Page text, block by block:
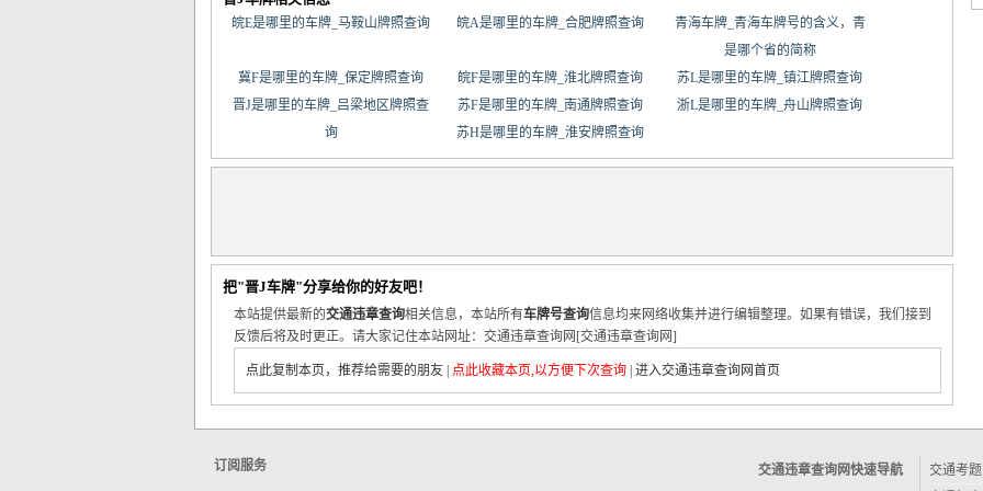
皖E是哪里的车牌_马鞍山牌照查询 皖A是哪里的车牌_合肥牌照查询
青海车牌_青海车牌号的含义，青
是哪个省的简称
冀F是哪里的车牌_保定牌照查询
皖F是哪里的车牌_淮北牌照查询
苏L是哪里的车牌_镇江牌照查询
晋J是哪里的车牌_吕梁地区牌照查
询
苏F是哪里的车牌_南通牌照查询
浙L是哪里的车牌_舟山牌照查询
苏H是哪里的车牌_淮安牌照查询
把"晋J车牌"分享给你的好友吧！
本站提供最新的交通违章查询相关信息，本站所有车牌号查询信息均来网络收集并进行编辑整理。如果有错误，我们接到
反馈后将及时更正。请大家记住本站网址：交通违章查询网[交通违章查询网]
点此复制本页，推荐给需要的朋友 点此收藏本页,以方便下次查询 进入交通违章查询网首页
交通考题
订阅服务 交通违章查询网快速导航